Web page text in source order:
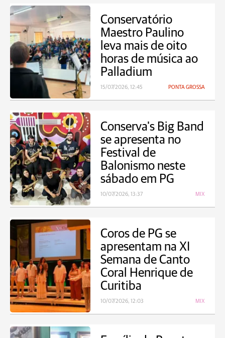
Conservatório
Maestro Paulino
leva mais de oito
horas de música ao
Palladium
15/07/2026, 12:45 PONTA GROSSA
Conserva's Big Band
se apresenta no
Festival de
Balonismo neste
sábado em PG
10/07/2026, 13:37 MIX
Coros de PG se
apresentam na XI
Semana de Canto
Coral Henrique de
Curitiba
10/07/2026, 12:03 MIX